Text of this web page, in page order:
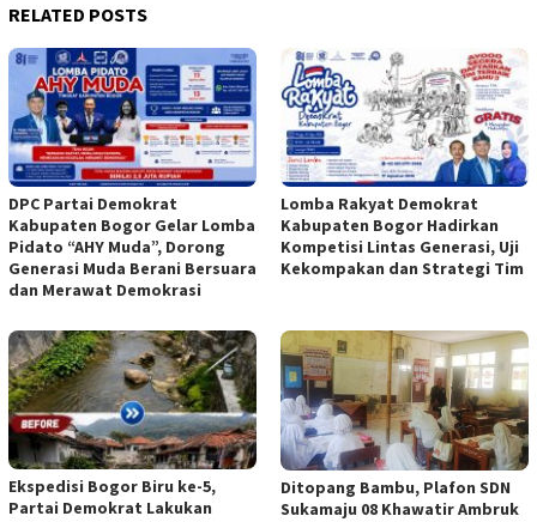
RELATED POSTS
DPC Partai Demokrat
Kabupaten Bogor Gelar Lomba
Pidato “AHY Muda”, Dorong
Generasi Muda Berani Bersuara
dan Merawat Demokrasi
Lomba Rakyat Demokrat
Kabupaten Bogor Hadirkan
Kompetisi Lintas Generasi, Uji
Kekompakan dan Strategi Tim
Ekspedisi Bogor Biru ke-5,
Partai Demokrat Lakukan
Ditopang Bambu, Plafon SDN
Sukamaju 08 Khawatir Ambruk